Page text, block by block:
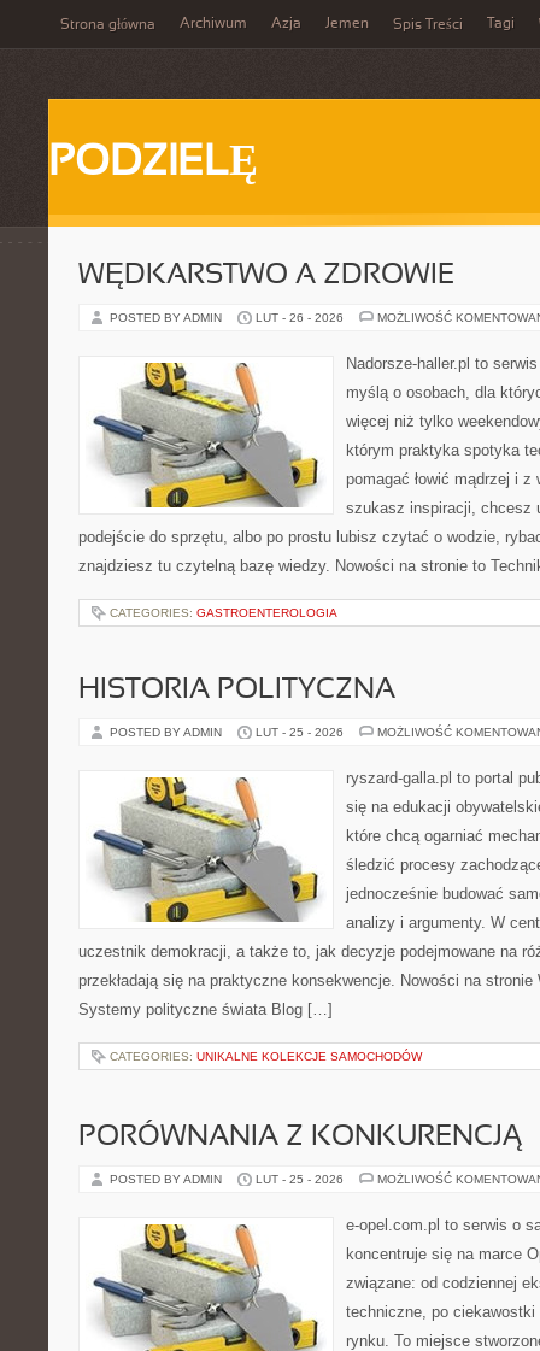
Strona główna Archiwum Azja Jemen Spis Treści Tagi
PODZIELĘ
WĘDKARSTWO A ZDROWIE
POSTED BY ADMIN LUT - 26 - 2026 MOŻLIWOŚĆ
Nadorsze-haller.pl to
myślą o osobach, dla
więcej niż tylko
którym praktyka spotyka
pomagać łowić mądrzej i
szukasz inspiracji, chcesz
podejście do sprzętu, albo po prostu lubisz czytać o wodzie,
znajdziesz tu czytelną bazę wiedzy. Nowości na stronie to
CATEGORIES: GASTROENTEROLOGIA
HISTORIA POLITYCZNA
POSTED BY ADMIN LUT - 25 - 2026 MOŻLIWOŚĆ
ryszard-galla.pl to portal
się na edukacji
które chcą ogarniać
śledzić procesy
jednocześnie budować
analizy i argumenty. W
uczestnik demokracji, a także to, jak decyzje podejmowane na
przekładają się na praktyczne konsekwencje. Nowości na stronie
Systemy polityczne świata Blog […]
CATEGORIES: UNIKALNE KOLEKCJE SAMOCHODÓW
PORÓWNANIA Z KONKURENCJĄ
POSTED BY ADMIN LUT - 25 - 2026 MOŻLIWOŚĆ
e-opel.com.pl to serwis o
koncentruje się na marce
związane: od codziennej
techniczne, po
rynku. To miejsce